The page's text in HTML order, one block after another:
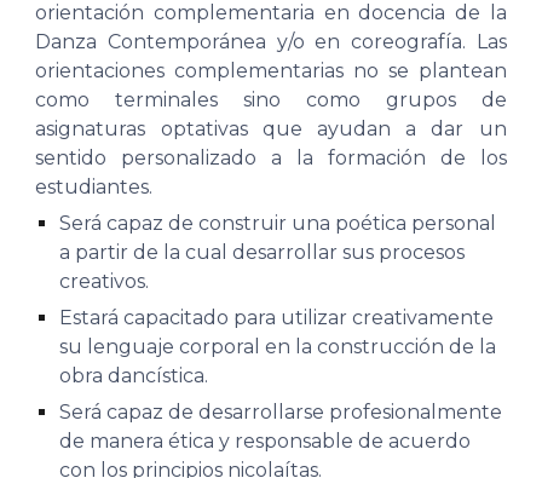
orientación complementaria en docencia de la
Danza Contemporánea y/o en coreografía. Las
orientaciones complementarias no se plantean
como terminales sino como grupos de
asignaturas optativas que ayudan a dar un
sentido personalizado a la formación de los
estudiantes.
Será capaz de construir una poética personal
a partir de la cual desarrollar sus procesos
creativos.
Estará capacitado para utilizar creativamente
su lenguaje corporal en la construcción de la
obra dancística.
Será capaz de desarrollarse profesionalmente
de manera ética y responsable de acuerdo
con los principios nicolaítas.